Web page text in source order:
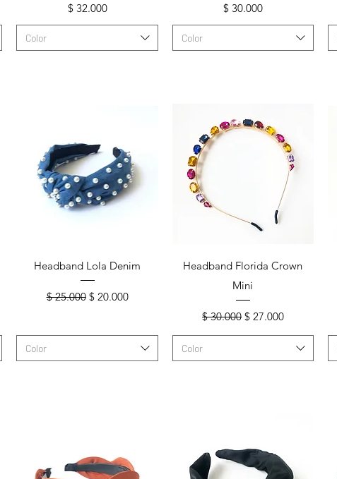
Precio
$ 32.000
Color
Precio
$ 30.000
Color
Vista rápida
Headband Lola Denim
Precio
$ 25.000 Precio de oferta
$ 20.000
Color
Vista rápida
Headband Florida Crown
Mini
Precio
$ 30.000 Precio de oferta
$ 27.000
Color